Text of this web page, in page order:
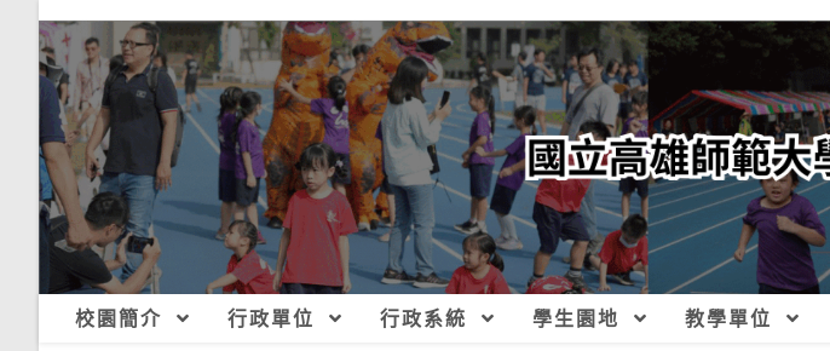
校園簡介 行政單位 行政系統 學生園地 教學單位